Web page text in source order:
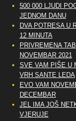
500 000 LJUDI
JEDNOM DANU
DVA POTRESA U
12 MINUTA
PRIVREMENA
NOVEMBAR 2021
SVE VAM PIŠE U
VRH SANTE LEDA
EVO VAM
DECEMBAR
JEL IMA JOŠ
VJERUJE